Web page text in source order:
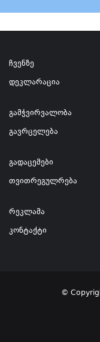
ჩვენზე
დეკლარაცია
გამჭვირვალობა
გავრცელება
გადაცემები
თვითრეგულრება
რეკლამა
კონტაქტი
©